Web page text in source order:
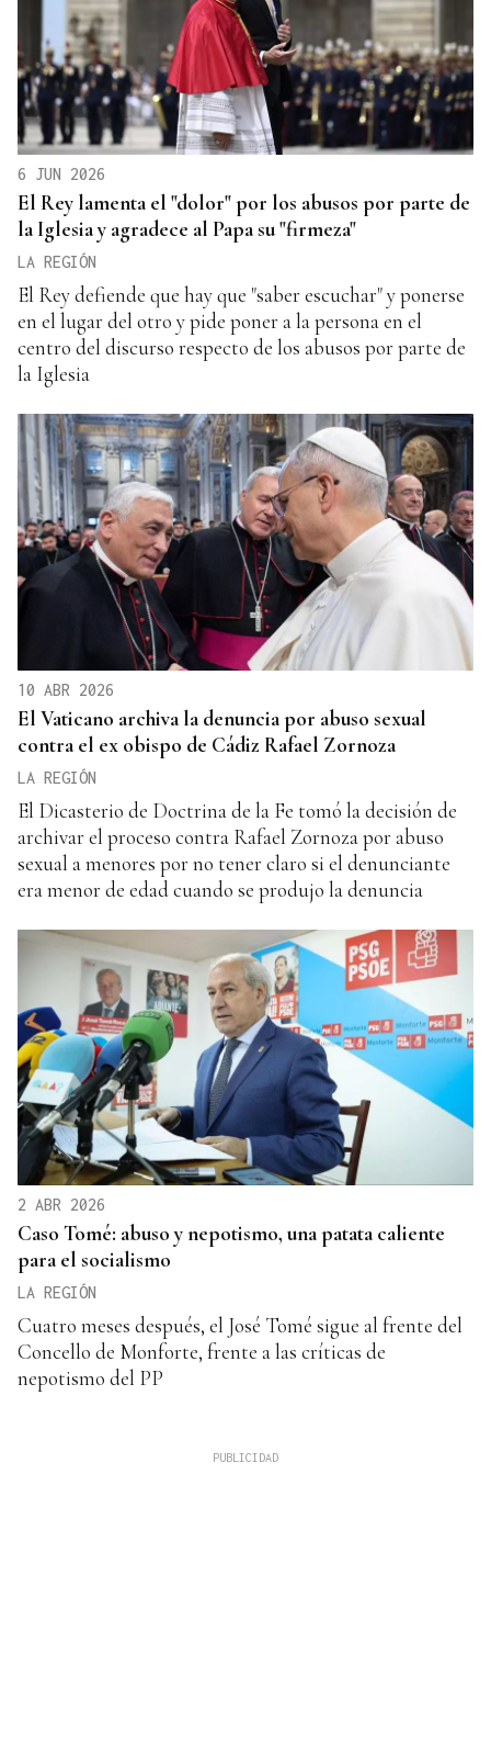
6 JUN 2026
El Rey lamenta el "dolor" por los abusos por parte de
la Iglesia y agradece al Papa su "firmeza"
LA REGIÓN
El Rey defiende que hay que "saber escuchar" y ponerse
en el lugar del otro y pide poner a la persona en el
centro del discurso respecto de los abusos por parte de
la Iglesia
10 ABR 2026
El Vaticano archiva la denuncia por abuso sexual
contra el ex obispo de Cádiz Rafael Zornoza
LA REGIÓN
El Dicasterio de Doctrina de la Fe tomó la decisión de
archivar el proceso contra Rafael Zornoza por abuso
sexual a menores por no tener claro si el denunciante
era menor de edad cuando se produjo la denuncia
2 ABR 2026
Caso Tomé: abuso y nepotismo, una patata caliente
para el socialismo
LA REGIÓN
Cuatro meses después, el José Tomé sigue al frente del
Concello de Monforte, frente a las críticas de
nepotismo del PP